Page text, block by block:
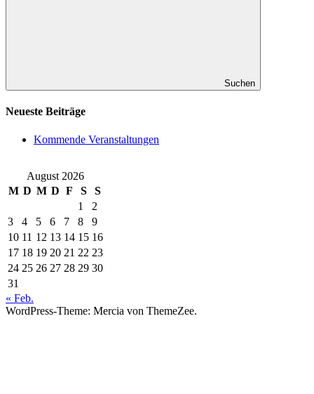
Suchen
Neueste Beiträge
Kommende Veranstaltungen
August 2026
M D M D F S
S
1
2
3
4 5 6 7 8
9
10 11 12 13 14 15 16
17 18 19 20 21 22 23
24 25 26 27 28 29 30
31
« Feb.
WordPress-Theme: Mercia von ThemeZee.